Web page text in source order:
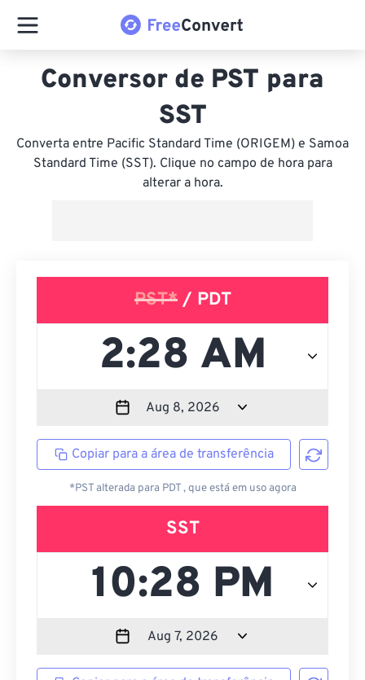
Conversor de PST para
SST
Converta entre Pacific Standard Time (ORIGEM) e Samoa
Standard Time (SST). Clique no campo de hora para
alterar a hora.
PST*/ PDT
Copiar para a área de transferência
*PST alterada para PDT , que está em uso agora
SST